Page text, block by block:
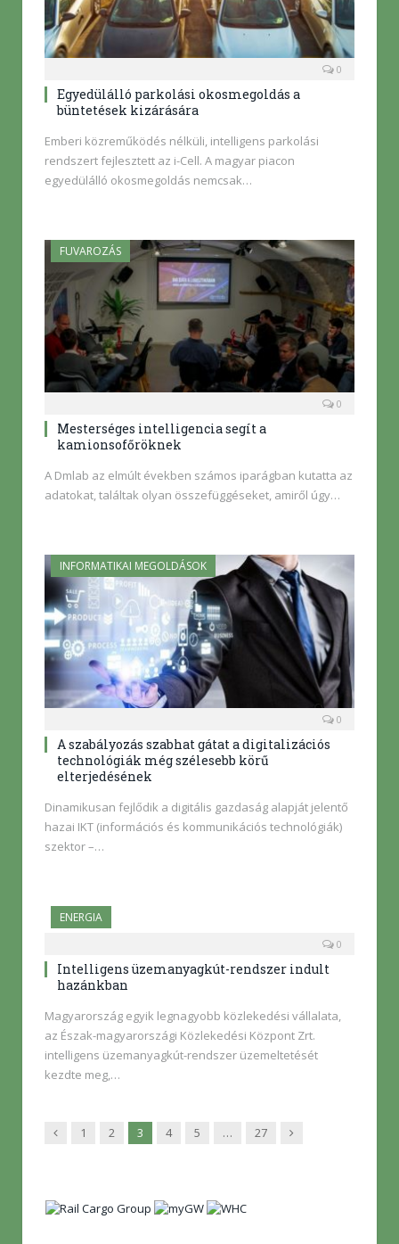
0
Egyedülálló parkolási okosmegoldás a
büntetések kizárására
Emberi közreműködés nélküli, intelligens parkolási
rendszert fejlesztett az i-Cell. A magyar piacon
egyedülálló okosmegoldás nemcsak…
FUVAROZÁS
0
Mesterséges intelligencia segít a
kamionsofőröknek
A Dmlab az elmúlt években számos iparágban kutatta az
adatokat, találtak olyan összefüggéseket, amiről úgy…
INFORMATIKAI MEGOLDÁSOK
0
A szabályozás szabhat gátat a digitalizációs
technológiák még szélesebb körű
elterjedésének
Dinamikusan fejlődik a digitális gazdaság alapját jelentő
hazai IKT (információs és kommunikációs technológiák)
szektor –…
ENERGIA
0
Intelligens üzemanyagkút-rendszer indult
hazánkban
Magyarország egyik legnagyobb közlekedési vállalata,
az Észak-magyarországi Közlekedési Központ Zrt.
intelligens üzemanyagkút-rendszer üzemeltetését
kezdte meg,…
Előző1 2 3 4 5 … 27 Következő